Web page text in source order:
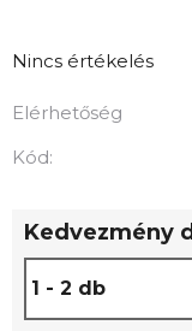
A
átlagos
értékelése
0,0
Nincs értékelés
Elérhetőség
Kód:
Kedvezmény
1 - 2 db